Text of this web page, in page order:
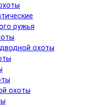
ружья
охоты
охоты